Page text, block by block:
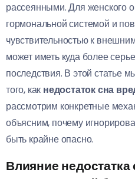
рассеянными. Для женского
гормональной системой и
чувствительностью к
может иметь куда более
последствия. В этой статье
того, как недостаток сна
рассмотрим конкретные
объясним, почему
быть крайне опасно.
Влияние недостатка